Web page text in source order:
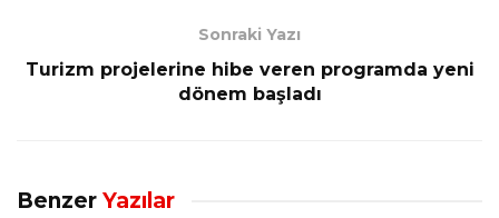
Sonraki Yazı
Turizm projelerine hibe veren programda yeni
dönem başladı
Benzer Yazılar